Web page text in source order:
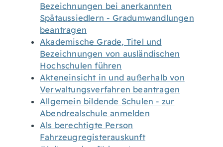
Bezeichnungen bei anerkannten
Spätaussiedlern - Gradumwandlungen
beantragen
Akademische Grade, Titel und
Bezeichnungen von ausländischen
Hochschulen führen
Akteneinsicht in und außerhalb von
Verwaltungsverfahren beantragen
Allgemein bildende Schulen - zur
Abendrealschule anmelden
Als berechtigte Person
Fahrzeugregisterauskunft